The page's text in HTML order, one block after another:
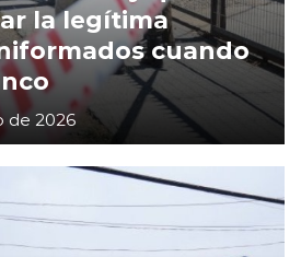
la legítima
cuando
de 2026